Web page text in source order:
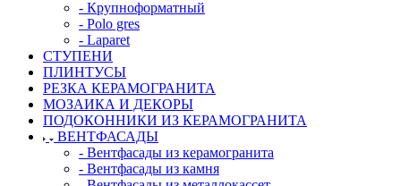
- Крупноформатный
- Polo gres
- Laparet
СТУПЕНИ
ПЛИНТУСЫ
РЕЗКА КЕРАМОГРАНИТА
МОЗАИКА И ДЕКОРЫ
ПОДОКОННИКИ ИЗ КЕРАМОГРАНИТА
ВЕНТФАСАДЫ
- Вентфасады из керамогранита
- Вентфасады из камня